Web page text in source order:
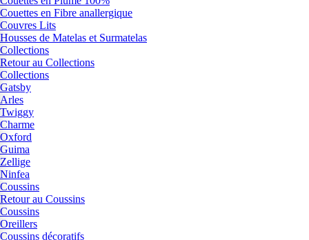
Couettes en Fibre anallergique
Couvres Lits
Housses de Matelas et Surmatelas
Collections
Retour au Collections
Collections
Gatsby
Arles
Twiggy
Charme
Oxford
Guima
Zellige
Ninfea
Coussins
Retour au Coussins
Coussins
Oreillers
Coussins décoratifs